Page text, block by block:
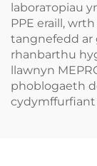
laborаторiau
PPE eraill,
tangnefedd ar
rhanbarthu
llawnyn
phoblogaeth
cydymffurfiant